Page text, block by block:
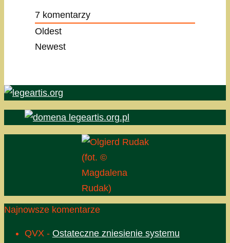
7 komentarzy
Oldest
Newest
(fot. ©
Magdalena
Rudak)
Najnowsze komentarze
QVX - Ostateczne zniesienie systemu